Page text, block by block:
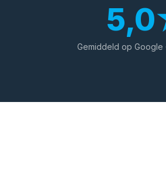
Gemiddeld op Google ·